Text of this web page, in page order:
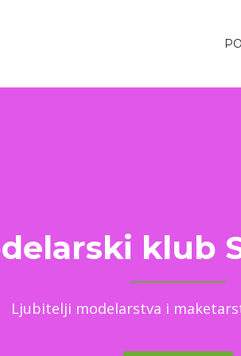
klub
Ljubitelji modelarstva i